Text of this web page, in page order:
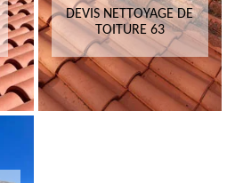
DEVIS NETTOYAGE DE
TOITURE 63